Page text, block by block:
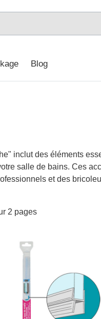
Blog
inclut des éléments
salle de bains. Ces
et des
2 pages